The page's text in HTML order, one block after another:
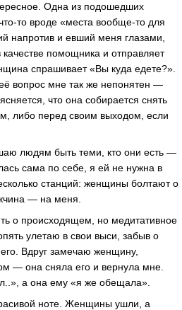
Одна из подошедших
то вроде «места вообще-то для
напротив и евший меня глазами,
качестве помощника и отправляет
спрашивает «Вы куда едете?».
вопрос мне так же непонятен —
что она собирается снять
либо перед своим выходом, если
людям быть теми, кто они есть —
сама по себе, я ей не нужна в
станций: женщины болтают о
— на меня.
о происходящем, но медитативное
улетаю в свои выси, забыв о
Вдруг замечаю женщину,
— она сняла его и вернула мне.
а она ему «я же обещала».
ноте. Женщины ушли, а